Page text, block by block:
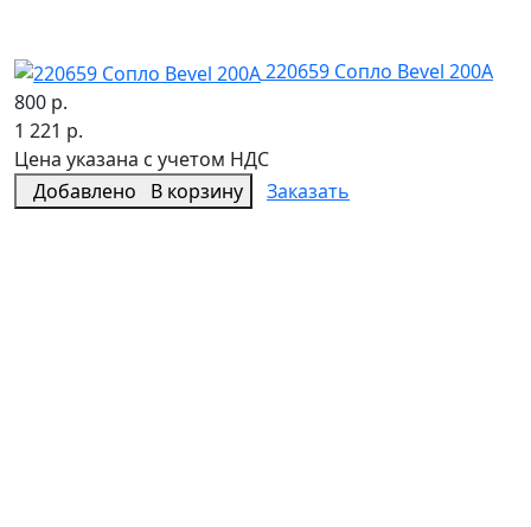
220659 Сопло Bevel 200A
800 р.
1 221 р.
Цена указана с учетом НДС
Добавлено
В корзину Заказать